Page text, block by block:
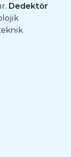
Dedektör